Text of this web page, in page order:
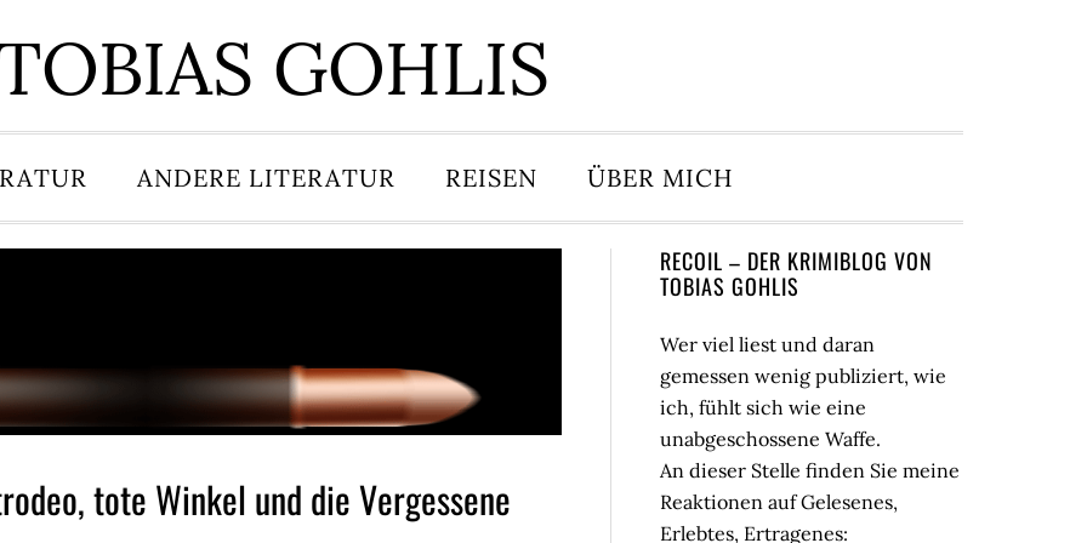
GOHLIS
ANDERE LITERATUR REISEN ÜBER MICH
tote Winkel und die Vergessene
Seitenspalte
RECOIL – DER KRIMIBLOG VON
TOBIAS GOHLIS
Wer viel liest und daran
gemessen wenig publiziert, wie
ich, fühlt sich wie eine
unabgeschossene Waffe.
An dieser Stelle finden Sie meine
Reaktionen auf Gelesenes,
Erlebtes, Ertragenes: